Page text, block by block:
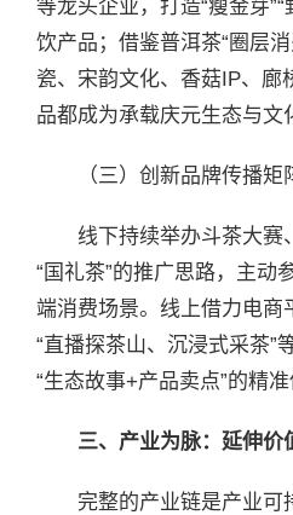
等龙头企业，打造“瘦金芽
饮产品；借鉴普洱茶“圈层
瓷、宋韵文化、香菇IP、廊
品都成为承载庆元生态与文
（三）创新品牌传播矩
线下持续举办斗茶大赛
“国礼茶”的推广思路，主动
端消费场景。线上借力电商
“直播探茶山、沉浸式采茶”
“生态故事+产品卖点”的精
三、产业为脉：延伸价
完整的产业链是产业可